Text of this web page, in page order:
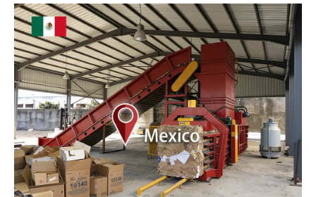
растущих объемов гофрированного картона,
вызванных электронной коммерцией, до
строгих требований устойчивого развития. За
один форвард-т